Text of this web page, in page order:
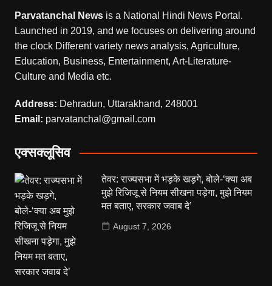
Parvatanchal Newsis a National Hindi News Portal.
Launched in 2019, and we focuses on delivering around
the clock Different variety news analysis, Agriculture,
Education, Business, Entertainment, Art-Literature-
Culture and Media etc.
Address: Dehradun, Uttarakhand, 248001
Email: parvatanchal@gmail.com
एक्सक्लूसिव
तेवर: राज्यसभा में भड़के खड़गे, बोले-‘क्या अब
मुझे रिजिजू से नियम सीखना पड़ेगा, मुझे नियम
मत बताए, सरकार जवाब दे’
August 7, 2026